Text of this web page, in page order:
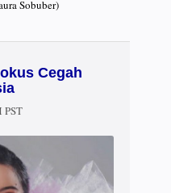
Sobuber)
Cegah
PST